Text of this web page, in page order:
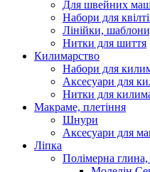
Для швейних
Набори для
Лінійки,
Нитки для шиття
Килимарство
Набори для
Аксесуари для
Нитки для
Макраме, плетіння
Шнури
Аксесуари для
Ліпка
Полімерна